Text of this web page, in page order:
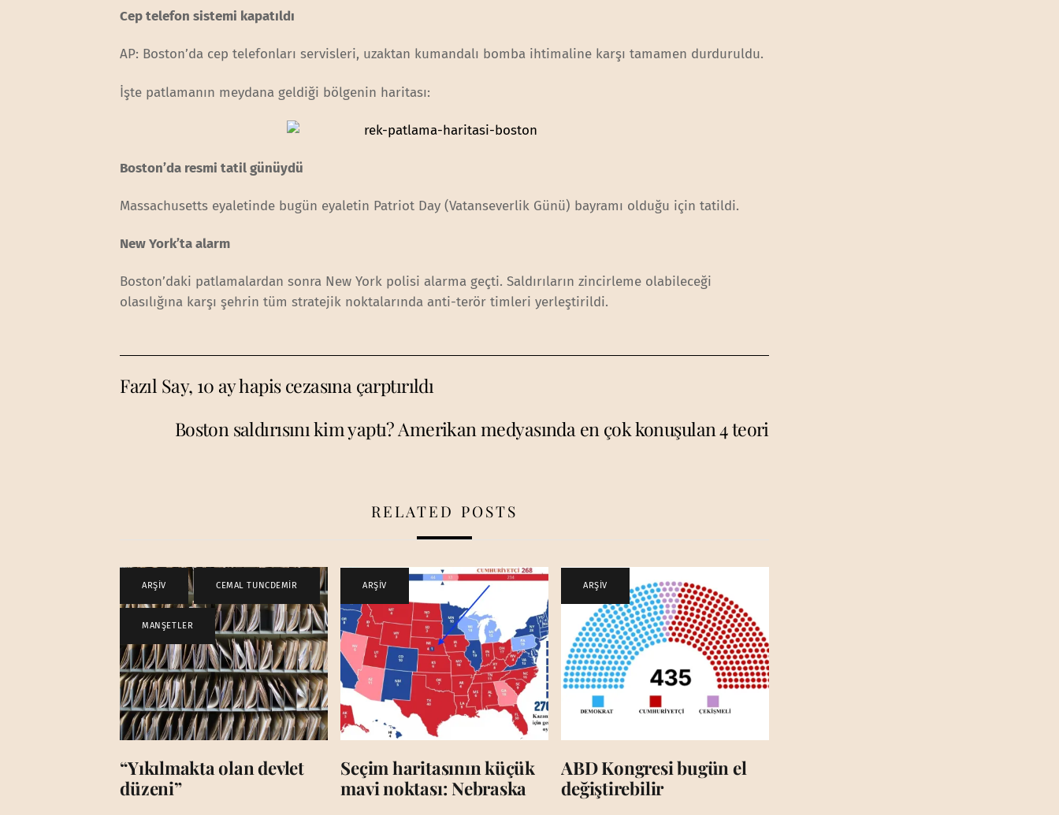
Cep telefon sistemi kapatıldı
AP: Boston’da cep telefonları servisleri, uzaktan kumandalı bomba ihtimaline karşı tamamen durduruldu.
İşte patlamanın meydana geldiği bölgenin haritası:
Boston’da resmi tatil günüydü
Massachusetts eyaletinde bugün eyaletin Patriot Day (Vatanseverlik Günü) bayramı olduğu için tatildi.
New York’ta alarm
Boston’daki patlamalardan sonra New York polisi alarma geçti. Saldırıların zincirleme olabileceği
olasılığına karşı şehrin tüm stratejik noktalarında anti-terör timleri yerleştirildi.
Fazıl Say, 10 ay hapis cezasına çarptırıldı
Boston saldırısını kim yaptı? Amerikan medyasında en çok konuşulan 4 teori
RELATED POSTS
ARŞİV , CEMAL TUNCDEMİR ,
MANŞETLER
“Yıkılmakta olan devlet
düzeni”
ARŞİV
Seçim haritasının küçük
mavi noktası: Nebraska
ARŞİV
ABD Kongresi bugün el
değiştirebilir